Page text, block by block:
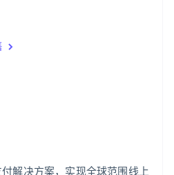
解决方案，实现全球范围线上